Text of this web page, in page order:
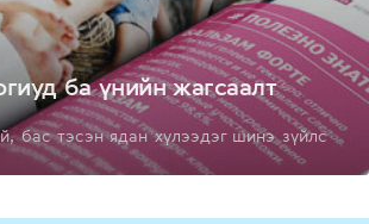
ба үнийн жагсаалт
бас тэсэн ядан хүлээдэг шинэ зүйлс